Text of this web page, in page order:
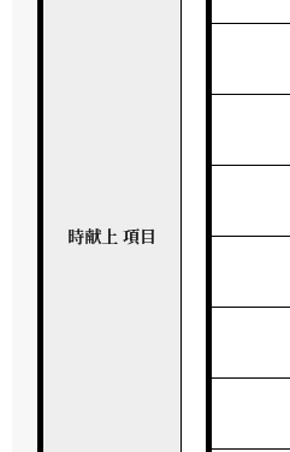
時献上 項目